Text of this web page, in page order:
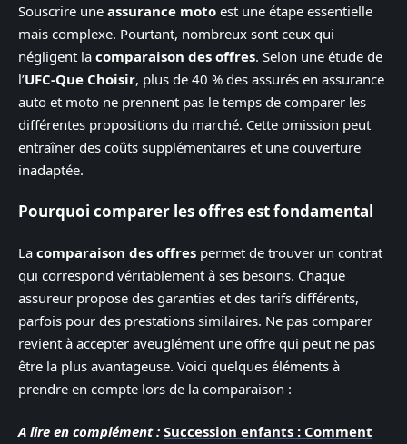
Souscrire une assurance moto est une étape essentielle
mais complexe. Pourtant, nombreux sont ceux qui
négligent la comparaison des offres. Selon une étude de
l’UFC-Que Choisir, plus de 40 % des assurés en assurance
auto et moto ne prennent pas le temps de comparer les
différentes propositions du marché. Cette omission peut
entraîner des coûts supplémentaires et une couverture
inadaptée.
Pourquoi comparer les offres est fondamental
La comparaison des offres permet de trouver un contrat
qui correspond véritablement à ses besoins. Chaque
assureur propose des garanties et des tarifs différents,
parfois pour des prestations similaires. Ne pas comparer
revient à accepter aveuglément une offre qui peut ne pas
être la plus avantageuse. Voici quelques éléments à
prendre en compte lors de la comparaison :
A lire en complément : Succession enfants : Comment